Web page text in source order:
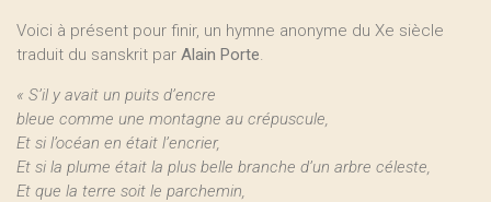
Voici à présent pour finir, un hymne anonyme du Xe siècle
traduit du sanskrit par Alain Porte.
« S’il y avait un puits d’encre
bleue comme une montagne au crépuscule,
Et si l’océan en était l’encrier,
Et si la plume était la plus belle branche d’un arbre céleste,
Et que la terre soit le parchemin,